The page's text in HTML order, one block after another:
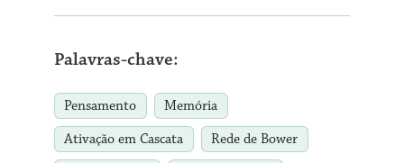
Palavras-chave:
Pensamento
Memória
Ativação em Cascata
Rede de Bower